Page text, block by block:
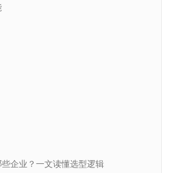
企业？一文读懂选型逻辑